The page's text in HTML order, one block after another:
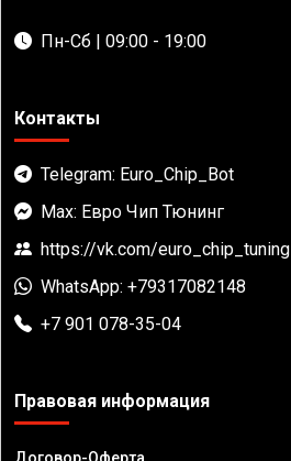
Пн-Сб | 09:00 - 19:00
Контакты
Telegram: Euro_Chip_Bot
Max: Евро Чип Тюнинг
https://vk.com/euro_chip_tuning
WhatsApp: +79317082148
+7 901 078-35-04
Правовая информация